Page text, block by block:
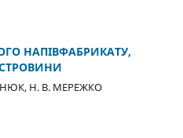
НАПІВФАБРИКАТУ,
Н. В. МЕРЕЖКО